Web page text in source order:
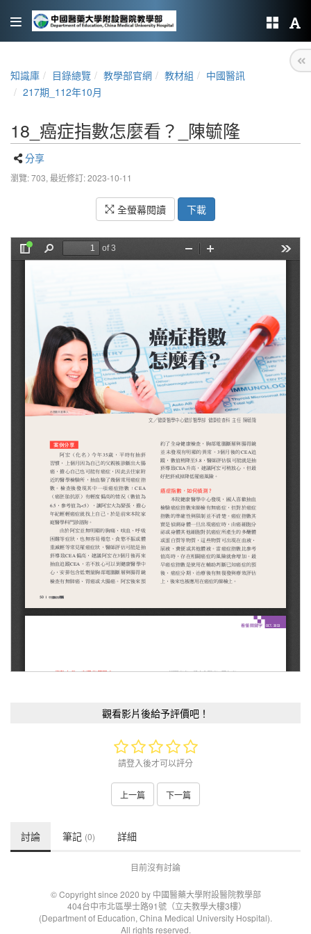
知識庫 目錄總覽 教學部官網 教材組
中國醫訊
217期_112年10月
18_癌症指數怎麼看？_陳毓隆
分享
瀏覽: 703, 最近修訂: 2023-10-11
全螢幕閱讀 下載
觀看影片後給予評價吧！
請登入後才可以評分
上一篇 下一篇
討論 筆記 (0) 詳細
目前沒有討論
© Copyright since 2020 by 中國醫藥大學附設醫院教學部
404台中市北區學士路91號（立夫教學大樓3樓）
(Department of Education, China Medical University Hospital).
All rights reserved.